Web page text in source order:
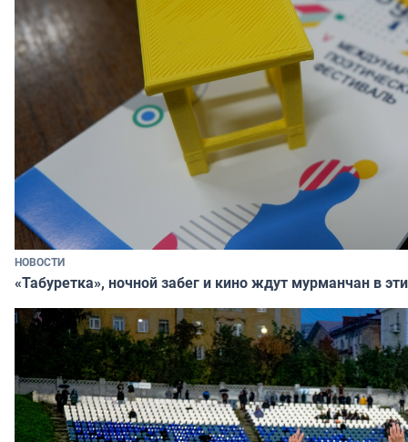
НОВОСТИ
«Табуретка», ночной забег и кино ждут мурманчан в